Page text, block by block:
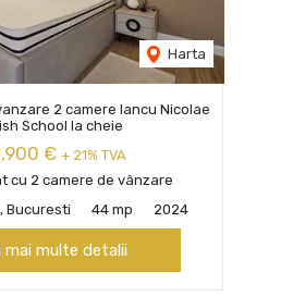
Harta
2 camere Iancu Nicolae
School la cheie
€ + 21% TVA
cu 2 camere de vânzare
Bucuresti
44 mp 2024
mai multe detalii